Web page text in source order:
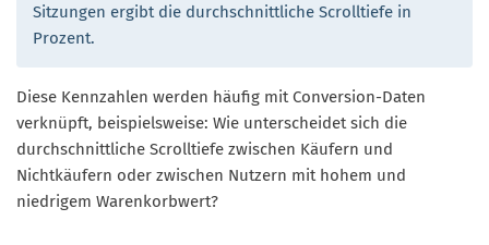
Sitzungen ergibt die durchschnittliche Scrolltiefe in
Prozent.
Diese Kennzahlen werden häufig mit Conversion-Daten
verknüpft, beispielsweise: Wie unterscheidet sich die
durchschnittliche Scrolltiefe zwischen Käufern und
Nichtkäufern oder zwischen Nutzern mit hohem und
niedrigem Warenkorbwert?